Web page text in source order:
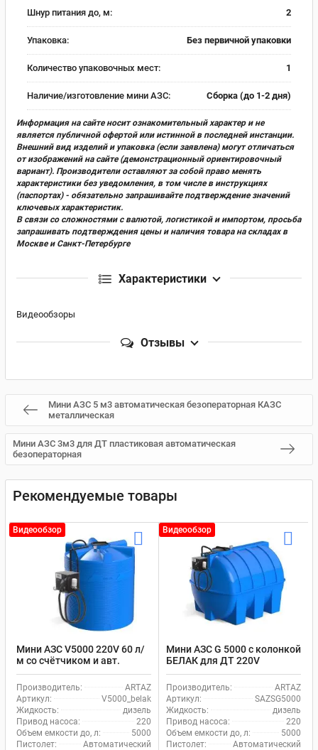
Шнур питания до, м: 2
Упаковка: Без первичной упаковки
Количество упаковочных мест: 1
Наличие/изготовление мини АЗС: Сборка (до 1-2 дня)
Информация на сайте носит ознакомительный характер и не
является публичной офертой или истинной в последней инстанции.
Внешний вид изделий и упаковка (если заявлена) могут отличаться
от изображений на сайте (демонстрационный ориентировочный
вариант). Производители оставляют за собой право менять
характеристики без уведомления, в том числе в инструкциях
(паспортах) - обязательно запрашивайте подтверждение значений
ключевых характеристик.
В связи со сложностями с валютой, логистикой и импортом, просьба
запрашивать подтверждения цены и наличия товара на складах в
Москве и Санкт-Петербурге
Характеристики
Видеообзоры
Отзывы
Мини АЗС 5 м3 автоматическая безоператорная КАЗС
металлическая
Мини АЗС 3м3 для ДТ пластиковая автоматическая
безоператорная
Рекомендуемые товары
Видеообзор
Мини АЗС V5000 220V 60 л/
м со счётчиком и авт.
пистолетом
Производитель:
ARTAZ
Артикул:
V5000_belak
Жидкость:
дизель
Привод насоса:
220
Объем емкости до, л:
5000
Пистолет:
Автоматический
Видеообзор
Мини АЗС G 5000 с колонкой
БЕЛАК для ДТ 220V
Производитель:
ARTAZ
Артикул:
SAZSG5000
Жидкость:
дизель
Привод насоса:
220
Объем емкости до, л:
5000
Пистолет:
Автоматический